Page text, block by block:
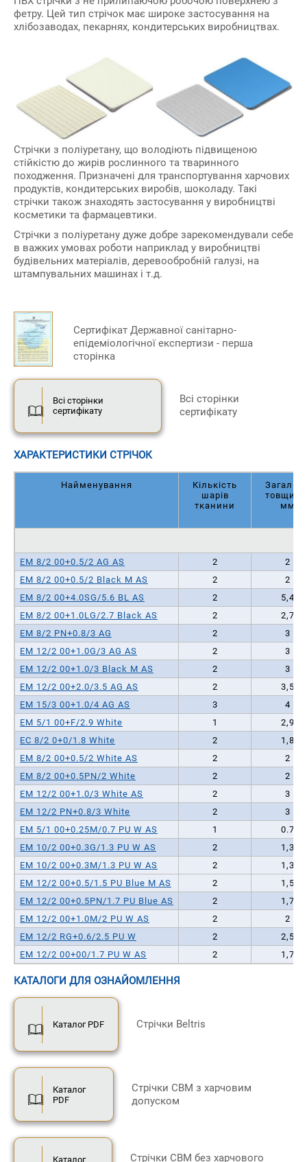
фетру. Цей тип стрічок має широке застосування на
хлібозаводах, пекарнях, кондитерських виробництвах.
Стрічки з поліуретану, що володіють підвищеною
стійкістю до жирів рослинного та тваринного
походження. Призначені для транспортування харчових
продуктів, кондитерських виробів, шоколаду. Такі
стрічки також знаходять застосування у виробництві
косметики та фармацевтики.
Стрічки з поліуретану дуже добре зарекомендували себе
в важких умовах роботи наприклад у виробництві
будівельних матеріалів, деревообробній галузі, на
штампувальних машинах і т.д.
Сертифікат Державної санітарно-
епідеміологічної експертизи - перша
сторінка
Всі сторінки
сертифікату
Всі сторінки
сертифікату
ХАРАКТЕРИСТИКИ СТРІЧОК
Найменування
Кількість
шарів
тканини
мм
EM 8/2 00+0.5/2 AG AS 2
2
EM 8/2 00+0.5/2 Black M AS
2
2
EM 8/2 00+4.0SG/5.6 BL AS
2
5,4
EM 8/2 00+1.0LG/2.7 Black AS
2
2,7
EM 8/2 PN+0.8/3 AG
2
3
EM 12/2 00+1.0G/3 AG AS
2
3
EM 12/2 00+1.0/3 Black M AS
2
3
EM 12/2 00+2.0/3.5 AG AS
2
3,5
EM 15/3 00+1.0/4 AG AS
3
4
EM 5/1 00+F/2.9 White
1
2,9
EC 8/2 0+0/1.8 White
2
1,8
EM 8/2 00+0.5/2 White AS
2
2
EM 8/2 00+0.5PN/2 White
2
2
EM 12/2 00+1.0/3 White AS
2
3
EM 12/2 PN+0.8/3 White
2
3
EM 5/1 00+0.25M/0.7 PU W AS
1
0.7
EM 10/2 00+0.3G/1.3 PU W AS
2
1,3
EM 10/2 00+0.3M/1.3 PU W AS
2
1,3
EM 12/2 00+0.5/1.5 PU Blue M AS
2
1,5
EM 12/2 00+0.5PN/1.7 PU Blue AS
2
1,7
EM 12/2 00+1.0M/2 PU W AS
2
2
EM 12/2 RG+0.6/2.5 PU W
2
2,5
EM 12/2 00+00/1.7 PU W AS
2 1,7
КАТАЛОГИ ДЛЯ ОЗНАЙОМЛЕННЯ
Каталог PDF Стрічки Beltris
Каталог
PDF
Стрічки CBM з харчовим
допуском
Каталог Стрічки CBM без харчового